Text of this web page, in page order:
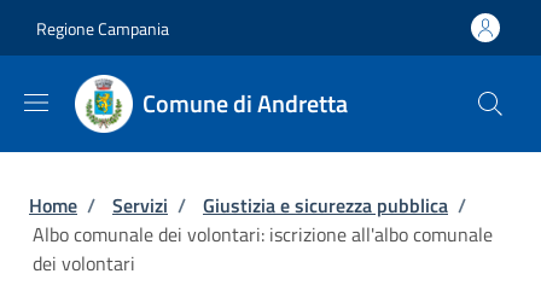
Regione Campania
Comune di Andretta
Briciole di pane
Home / Servizi / Giustizia e sicurezza pubblica /
Albo comunale dei volontari: iscrizione all'albo comunale
dei volontari